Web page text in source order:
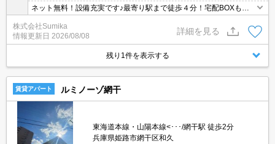
ネット無料！設備充実です♪最寄り駅まで徒歩４分！宅配BOXも各
戸付いてます☆
株式会社Sumika
情報更新日 2026/08/08
詳細を見る
残り1件を表示する
賃貸アパート ルミノーゾ網干
東海道本線・山陽本線<･･･/網干駅 徒歩2分
兵庫県姫路市網干区和久